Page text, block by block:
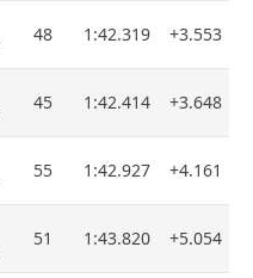
48 1:42.319 +3.553
45 1:42.414 +3.648
55 1:42.927 +4.161
51 1:43.820 +5.054